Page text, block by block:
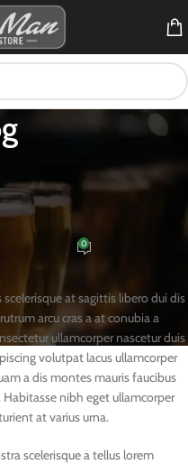
coffee brewing
agosto, 2021 0
at sagittis libero dui dis
arcu cras a at conubia a
ullamcorper nascetur duis
volutpat lacus ullamcorper
a dis montes mauris faucibus
nibh eget ullamcorper
at varius urna.
scelerisque a tellus lorem